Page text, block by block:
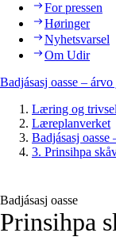
For pressen
Høringer
Nyhetsvarsel
Om Udir
Badjásasj oasse –
Læring og trivsel
Læreplanverket
Badjásasj oasse
3. Prinsihpa
Badjásasj oasse
Prinsihpa